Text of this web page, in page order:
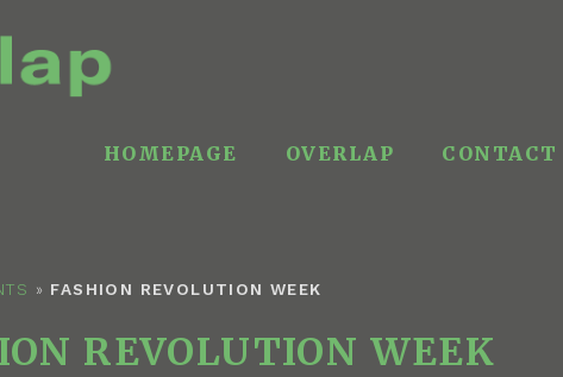
HOMEPAGE OVERLAP CONTACT
» FASHION REVOLUTION WEEK
REVOLUTION WEEK